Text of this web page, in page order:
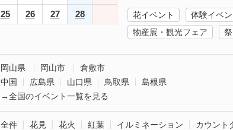
25 26 27 28 花イベント
体験イベン
物産展・観光フェア
岡山県 岡山市
倉敷市
中国
広島県 山口県 鳥取県
島根県
→全国のイベント一覧を見る
全件 花見 花火 紅葉 イルミネーション カウント